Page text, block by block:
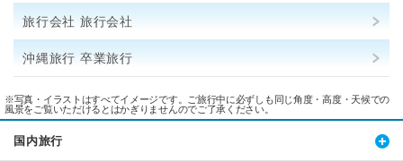
旅行会社 旅行会社
沖縄旅行 卒業旅行
※写真・イラストはすべてイメージです。ご旅行中に必ずしも同じ角度・高度・天候での
風景をご覧いただけるとはかぎりませんのでご了承ください。
国内旅行